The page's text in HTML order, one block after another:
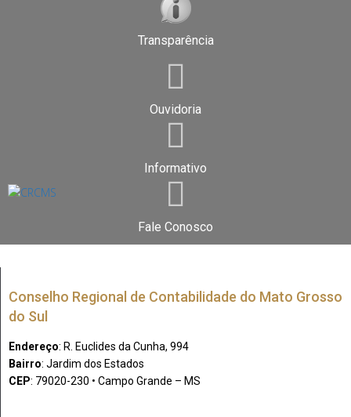
Transparência
Ouvidoria
Informativo
Fale Conosco
Conselho Regional de Contabilidade do Mato Grosso
do Sul
Endereço: R. Euclides da Cunha, 994
Bairro: Jardim dos Estados
CEP: 79020-230 • Campo Grande – MS